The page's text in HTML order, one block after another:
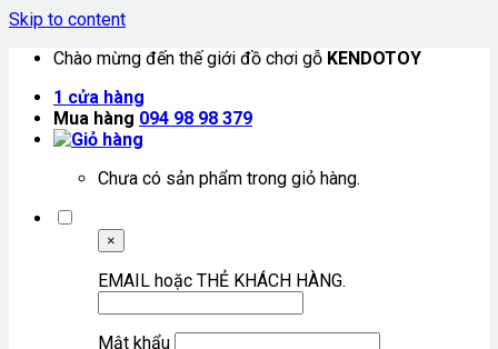
Skip to content
Chào mừng đến thế giới đồ chơi gỗ KENDOTOY
1 cửa hàng
Mua hàng 094 98 98 379
Chưa có sản phẩm trong giỏ hàng.
×
EMAIL hoặc THẺ KHÁCH HÀNG.
Mật khẩu